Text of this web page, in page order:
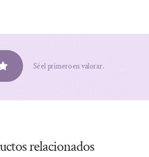
Sé el primero en valorar.
relacionados